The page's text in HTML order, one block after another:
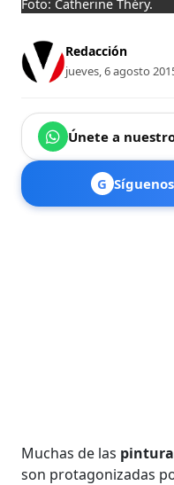
Foto: Catherine Théry.
Redacción
jueves, 6 agosto
Únete a
G
Muchas de las
son protagonizadas